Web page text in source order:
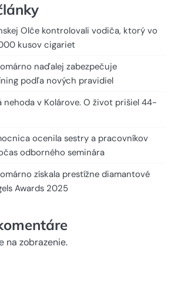
Olče kontrolovali vodiča, ktorý vo
kusov cigariet
naďalej zabezpečuje
podľa nových pravidiel
nehoda v Kolárove. O život prišiel 44-
ocenila sestry a pracovníkov
odborného seminára
získala prestížne diamantové
Awards 2025
na zobrazenie.